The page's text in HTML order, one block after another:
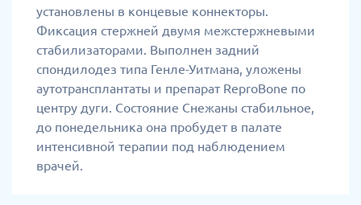
установлены в концевые коннекторы.
Фиксация стержней двумя межстержневыми
стабилизаторами. Выполнен задний
спондилодез типа Генле-Уитмана, уложены
аутотрансплантаты и препарат ReproBone по
центру дуги. Состояние Снежаны стабильное,
до понедельника она пробудет в палате
интенсивной терапии под наблюдением
врачей.